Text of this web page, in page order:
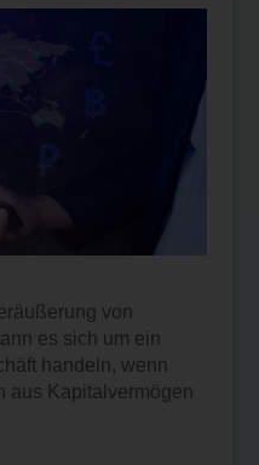
von
es sich um ein
handeln, wenn
aus Kapitalvermögen